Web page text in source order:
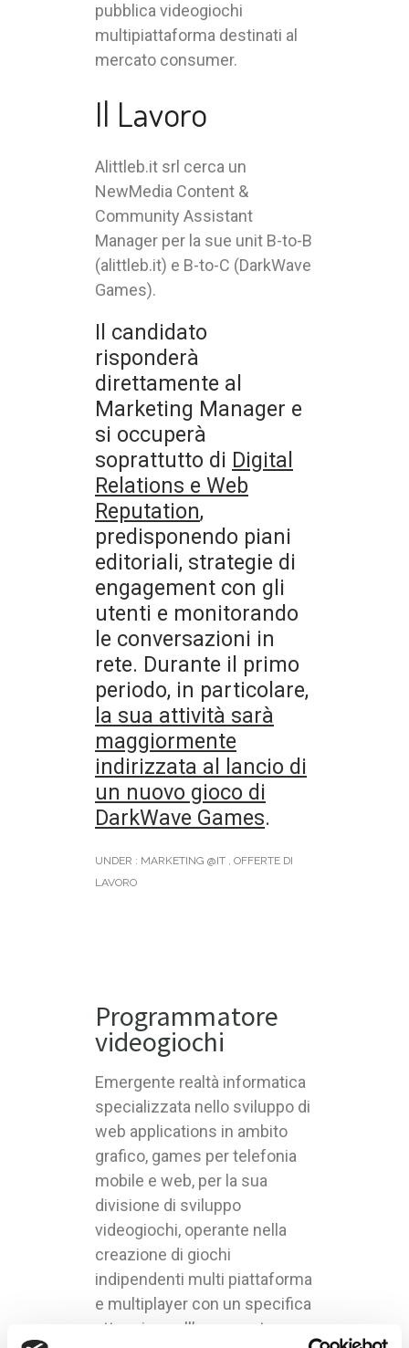
pubblica videogiochi
multipiattaforma destinati al
mercato consumer.
Il Lavoro
Alittleb.it srl cerca un
NewMedia Content &
Community Assistant
Manager per la sue unit B-to-B
(alittleb.it) e B-to-C (DarkWave
Games).
Il candidato
risponderà
direttamente al
Marketing Manager e
si occuperà
soprattutto di Digital
Relations e Web
Reputation,
predisponendo piani
editoriali, strategie di
engagement con gli
utenti e monitorando
le conversazioni in
rete. Durante il primo
periodo, in particolare,
la sua attività sarà
maggiormente
indirizzata al lancio di
un nuovo gioco di
DarkWave Games.
UNDER : MARKETING @IT , OFFERTE DI
LAVORO
Programmatore
videogiochi
Emergente realtà informatica
specializzata nello sviluppo di
web applications in ambito
grafico, games per telefonia
mobile e web, per la sua
divisione di sviluppo
videogiochi, operante nella
creazione di giochi
indipendenti multi piattaforma
e multiplayer con un specifica
attenzione all’emergente